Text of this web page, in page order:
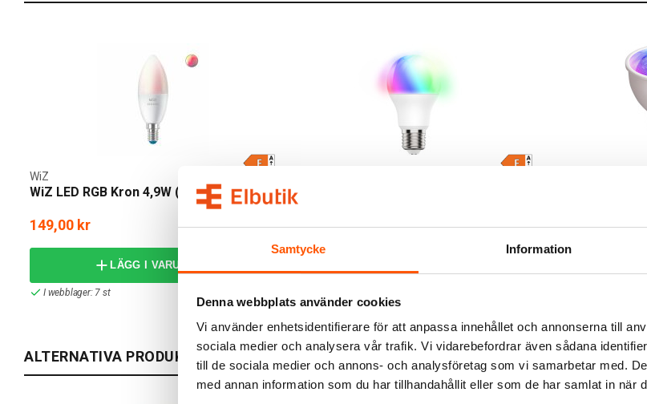
Samtycke Information
Denna webbplats använder cookies
Vi använder enhetsidentifierare för att anpassa innehållet och annonserna till
sociala medier och analysera vår trafik. Vi vidarebefordrar även sådana
till de sociala medier och annons- och analysföretag som vi samarbetar med.
med annan information som du har tillhandahållit eller som de har samlat in när
WiZ LED RGB Kron 4,9W (40W) E14 WiFi
WiZ
149,00 kr
LÄGG I VARUKORG
I webblager: 7 st
Namron ZigBee LED E27 9,5W RGBW
1800-6500K Dim
269,00 kr 299,00 kr
ALTERNATIVA PRODUKTER